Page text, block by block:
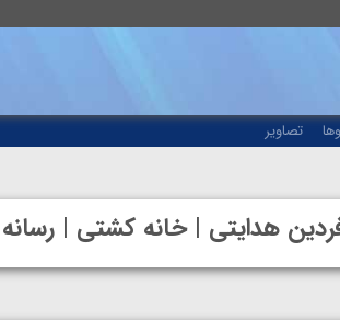
تصاویر
فردین هدایتی | خانه کشتی |